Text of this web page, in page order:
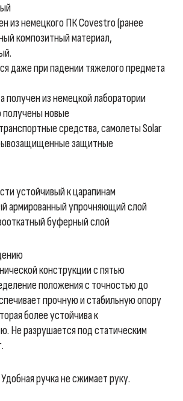
из немецкого ПК Covestro (ранее
композитный материал,
даже при падении тяжелого предмета
получен из немецкой лаборатории
получены новые
средства, самолеты Solar
защитные
устойчивый к царапинам
армированный упрочняющий слой
буферный слой
конструкции с пятью
положения с точностью до
прочную и стабильную опору
более устойчива к
Не разрушается под статическим
ручка не сжимает руку.